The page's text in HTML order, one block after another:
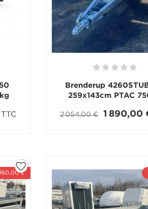
TTC
Brenderup
259x143cm PTAC
2 054,00 € 1 890,00
€
favorite_border